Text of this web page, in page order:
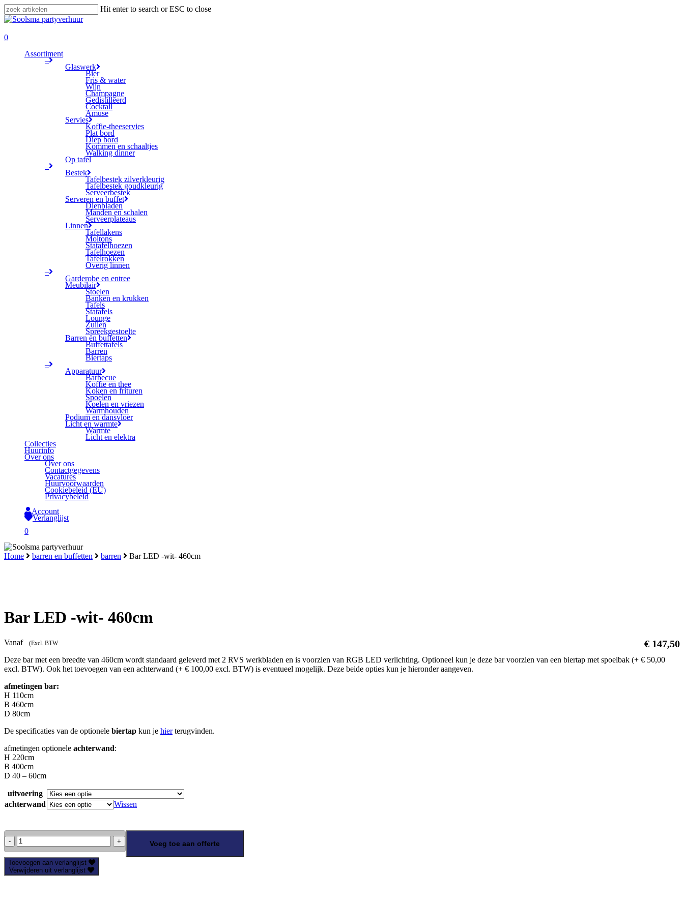
Skip
to
content
Hit enter to search or ESC to close
Close
0
Assortiment
–
Glaswerk
Bier
Fris & water
Wijn
Champagne
Gedistilleerd
Cocktail
Amuse
Servies
Koffie-theeservies
Plat bord
Diep bord
Kommen en schaaltjes
Walking dinner
Op tafel
–
Bestek
Tafelbestek zilverkleurig
Tafelbestek goudkleurig
Serveerbestek
Serveren en buffet
Dienbladen
Manden en schalen
Serveerplateaus
Linnen
Tafellakens
Moltons
Statafelhoezen
Tafelhoezen
Tafelrokken
Overig linnen
–
Garderobe en entree
Meubilair
Stoelen
Banken en krukken
Tafels
Statafels
Lounge
Zuilen
Spreekgestoelte
Barren en buffetten
Buffettafels
Barren
Biertaps
–
Apparatuur
Barbecue
Koffie en thee
Koken en frituren
Spoelen
Koelen en vriezen
Warmhouden
Podium en dansvloer
Licht en warmte
Warmte
Licht en elektra
Collecties
Huurinfo
Over ons
Over ons
Contactgegevens
Vacatures
Huurvoorwaarden
Cookiebeleid (EU)
Privacybeleid
Account
Verlanglijst
search
0
Close
Home barren en buffetten barren Bar LED -wit- 460cm
Bar LED -wit- 460cm
Vanaf € 147,50
(Excl. BTW
Deze bar met een breedte van 460cm wordt standaard geleverd met 2 RVS werkbladen en is voorzien van RGB LED verlichting. Optioneel kun je deze bar voorzien van een biertap met spoelbak (+ € 50,00
excl. BTW). Ook het toevoegen van een achterwand (+ € 100,00 excl. BTW) is eventueel mogelijk. Deze beide opties kun je hieronder aangeven.
afmetingen bar:
H 110cm
B 460cm
D 80cm
De specificaties van de optionele biertap kun je hierterugvinden.
afmetingen optionele achterwand:
H 220cm
B 400cm
D 40 – 60cm
uitvoering
achterwand
Wissen
Bar
LED
-
wit-
460cm
Voeg toe aan offerte
Toevoegen aan verlanglijst
Verwijderen uit verlanglijst